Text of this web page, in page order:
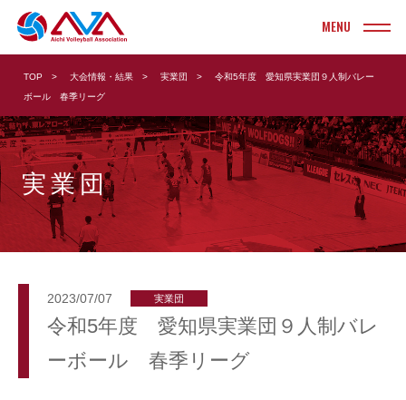
INFORMATION
お知らせ
TOURNAMENT
大会情報・結果
実業団 ヤングクラブ
クラブ ソフト
大学 ビーチ
高校
中学校 Vリーグ
小学校
TOP 大会情報・結果 実業団
令和5年度 愛知県実業団９人制バレー
ボール 春季リーグ
実業団
2023/07/07 実業団
令和5年度 愛知県実業団９人制バレ
ーボール 春季リーグ